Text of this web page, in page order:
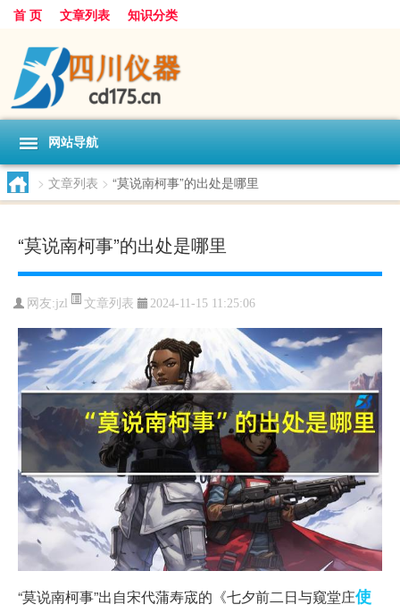
首 页 文章列表 知识分类
网站导航
> 文章列表 > “莫说南柯事”的出处是哪里
“莫说南柯事”的出处是哪里
网友:jzl 文章列表 2024-11-15 11:25:06
“莫说南柯事”出自宋代蒲寿宬的《七夕前二日与窥堂庄使